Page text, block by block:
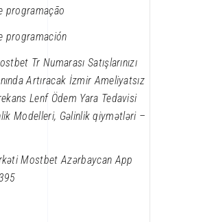
programação
programación
Tr Numarası Satışlarınızı
Artıracak İzmir Ameliyatsız
Lenf Ödem Yara Tedavisi
Modelleri, Gəlinlik qiymətləri –
Mostbet Azərbaycan App